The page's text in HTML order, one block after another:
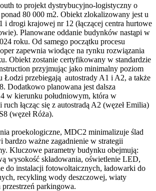
to projekt dystrybucyjno-logistyczny o
80 000 m2. Obiekt zlokalizowany jest u
i drogi krajowej nr 12 (łączącej centra hurtowe
Planowane oddanie budynków nastąpi w
roku. Od samego początku procesu
zapewnia wiodące na rynku rozwiązania
Obiekt zostanie certyfikowany w standardzie
przyjmując jako minimalny poziom
Łodzi przebiegają autostrady A1 i A2, a także
Dodatkowo planowana jest dalsza
w kierunku południowym, która w
ruch łącząc się z autostradą A2 (węzeł Emilia)
(węzeł Róża).
proekologiczne, MDC2 minimalizuje ślad
bardzo ważne zagadnienie w strategii
Kluczowe parametry budynku obejmują:
wysokość składowania, oświetlenie LED,
do instalacji fotowoltaicznych, ładowarki do
recykling wody deszczowej, wiaty
parkingowa.